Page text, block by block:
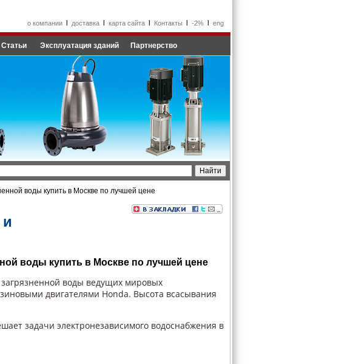
о компании доставка карта сайта Контакты -2% eng
Статьи Эксплуатация зданий Партнерство
воды купить в Москве по лучшей цене
воды купить в Москве по лучшей цене
воды ведущих мировых
двигателями Honda. Высота всасывания
задачи электронезависимого водоснабжения в